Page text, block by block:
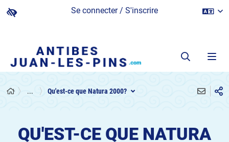
Se connecter / S'inscrire
... Qu'est-ce que Natura 2000?
QU'EST-CE QUE NATURA